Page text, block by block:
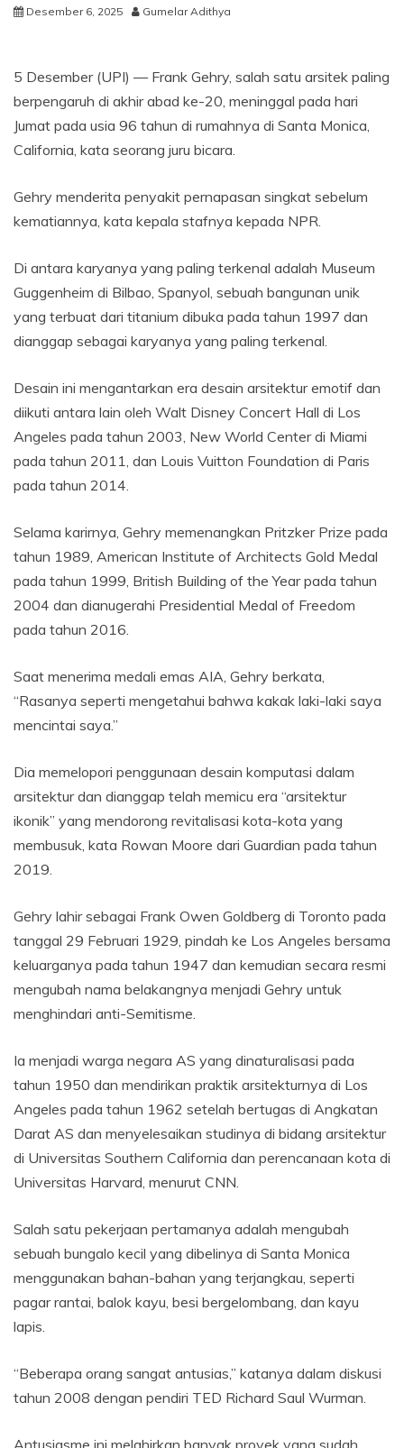
Desember 6, 2025 Gumelar Adithya
5 Desember (UPI) —Frank Gehry, salah satu arsitek paling
berpengaruh di akhir abad ke-20, meninggal pada hari
Jumat pada usia 96 tahun di rumahnya di Santa Monica,
California, kata seorang juru bicara.
Gehry menderita penyakit pernapasan singkat sebelum
kematiannya, kata kepala stafnya kepada NPR.
Di antara karyanya yang paling terkenal adalah Museum
Guggenheim di Bilbao, Spanyol, sebuah bangunan unik
yang terbuat dari titanium dibuka pada tahun 1997 dan
dianggap sebagai karyanya yang paling terkenal.
Desain ini mengantarkan era desain arsitektur emotif dan
diikuti antara lain oleh Walt Disney Concert Hall di Los
Angeles pada tahun 2003, New World Center di Miami
pada tahun 2011, dan Louis Vuitton Foundation di Paris
pada tahun 2014.
Selama karirnya, Gehry memenangkan Pritzker Prize pada
tahun 1989, American Institute of Architects Gold Medal
pada tahun 1999, British Building of the Year pada tahun
2004 dan dianugerahi Presidential Medal of Freedom
pada tahun 2016.
Saat menerima medali emas AIA, Gehry berkata,
“Rasanya seperti mengetahui bahwa kakak laki-laki saya
mencintai saya.”
Dia memelopori penggunaan desain komputasi dalam
arsitektur dan dianggap telah memicu era “arsitektur
ikonik” yang mendorong revitalisasi kota-kota yang
membusuk, kata Rowan Moore dari Guardian pada tahun
2019.
Gehry lahir sebagai Frank Owen Goldberg di Toronto pada
tanggal 29 Februari 1929, pindah ke Los Angeles bersama
keluarganya pada tahun 1947 dan kemudian secara resmi
mengubah nama belakangnya menjadi Gehry untuk
menghindari anti-Semitisme.
Ia menjadi warga negara AS yang dinaturalisasi pada
tahun 1950 dan mendirikan praktik arsitekturnya di Los
Angeles pada tahun 1962 setelah bertugas di Angkatan
Darat AS dan menyelesaikan studinya di bidang arsitektur
di Universitas Southern California dan perencanaan kota di
Universitas Harvard, menurut CNN.
Salah satu pekerjaan pertamanya adalah mengubah
sebuah bungalo kecil yang dibelinya di Santa Monica
menggunakan bahan-bahan yang terjangkau, seperti
pagar rantai, balok kayu, besi bergelombang, dan kayu
lapis.
“Beberapa orang sangat antusias,” katanya dalam diskusi
tahun 2008 dengan pendiri TED Richard Saul Wurman.